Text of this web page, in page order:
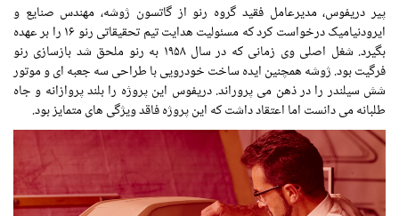
پیر دریفوس، مدیرعامل فقید گروه رنو از گاتسون ژوشه، مهندس صنایع و
ایرودنیامیک درخواست کرد که مسئولیت هدایت تیم تحقیقاتی رنو ۱۶ را بر عهده
بگیرد. شغل اصلی وی زمانی که در سال ۱۹۵۸ به رنو ملحق شد بازسازی رنو
فرگیت بود. ژوشه همچنین ایده ساخت خودرویی با طراحی سه جعبه ای و موتور
شش سیلندر را در ذهن می پروراند. دریفوس این پروژه را بلند پروازانه و جاه
طلبانه می دانست اما اعتقاد داشت که این پروژه فاقد ویژگی های متمایز بود.